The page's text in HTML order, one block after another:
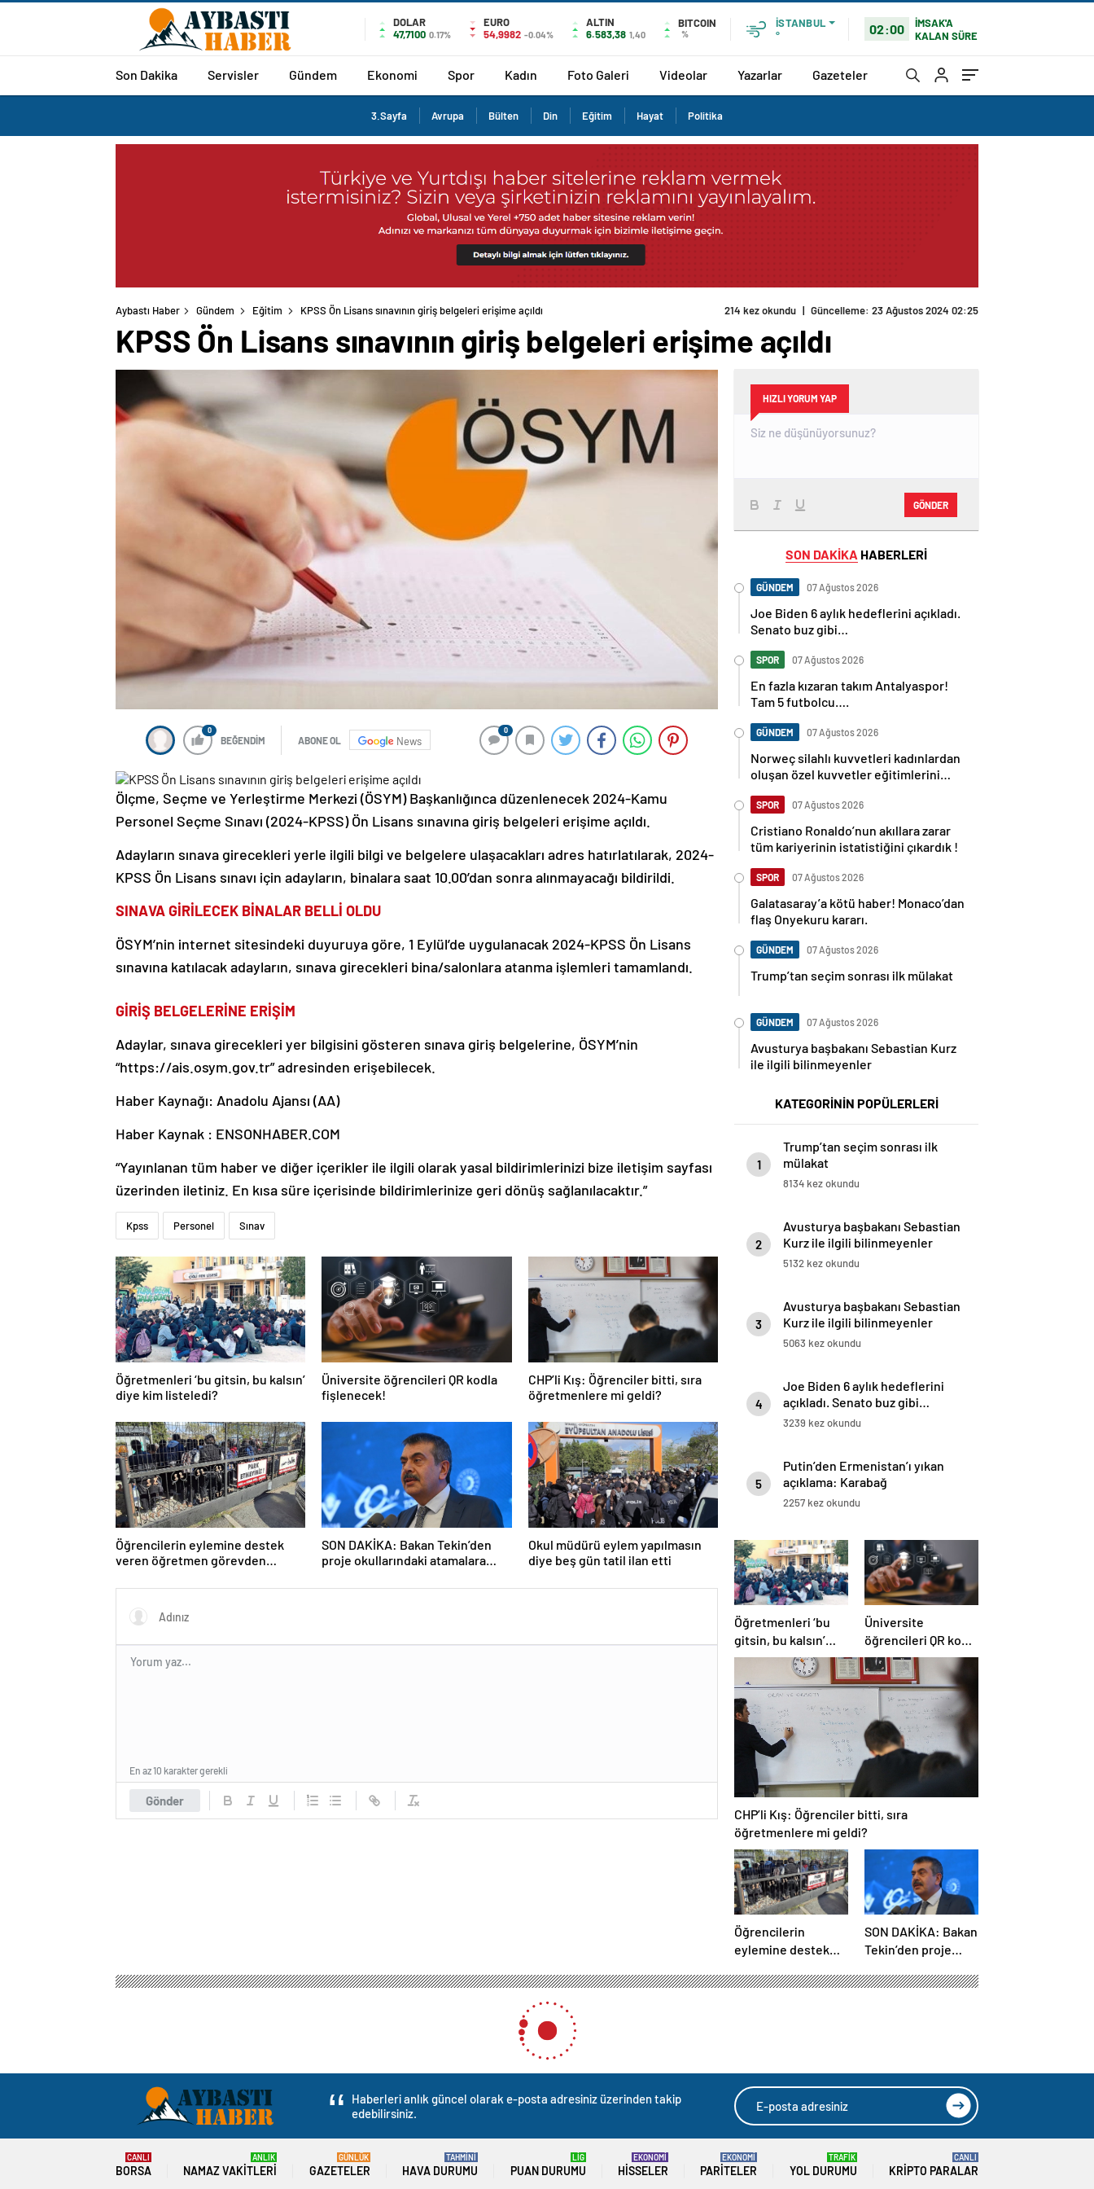
DOLAR
47,7100 0.17%
EURO
54,9982 -0.04%
ALTIN
6.583,38 1,40
BITCOIN
%
İSTANBUL
°
02:00
İMSAK'A
KALAN SÜRE
Son Dakika Servisler Gündem Ekonomi Spor Kadın Foto Galeri Videolar Yazarlar Gazeteler
3.Sayfa Avrupa Bülten Din Eğitim Hayat Politika
Aybastı Haber Gündem Eğitim KPSS Ön Lisans sınavının giriş belgeleri erişime açıldı 214 kez okundu | Güncelleme: 23 Ağustos 2024 02:25
KPSS Ön Lisans sınavının giriş belgeleri erişime açıldı
0
BEĞENDİM ABONE OL News
0
Ölçme, Seçme ve Yerleştirme Merkezi (ÖSYM) Başkanlığınca düzenlenecek 2024-Kamu
Personel Seçme Sınavı (2024-KPSS) Ön Lisans sınavına giriş belgeleri erişime açıldı.
Adayların sınava girecekleri yerle ilgili bilgi ve belgelere ulaşacakları adres hatırlatılarak, 2024-
KPSS Ön Lisans sınavı için adayların, binalara saat 10.00’dan sonra alınmayacağı bildirildi.
SINAVA GİRİLECEK BİNALAR BELLİ OLDU
ÖSYM’nin internet sitesindeki duyuruya göre, 1 Eylül’de uygulanacak 2024-KPSS Ön Lisans
sınavına katılacak adayların, sınava girecekleri bina/salonlara atanma işlemleri tamamlandı.
GİRİŞ BELGELERİNE ERİŞİM
Adaylar, sınava girecekleri yer bilgisini gösteren sınava giriş belgelerine, ÖSYM’nin
“https://ais.osym.gov.tr” adresinden erişebilecek.
Haber Kaynağı: Anadolu Ajansı (AA)
Haber Kaynak : ENSONHABER.COM
“Yayınlanan tüm haber ve diğer içerikler ile ilgili olarak yasal bildirimlerinizi bize iletişim sayfası
üzerinden iletiniz. En kısa süre içerisinde bildirimlerinize geri dönüş sağlanılacaktır.”
Kpss Personel Sınav
Öğretmenleri ‘bu gitsin, bu kalsın’
diye kim listeledi?
Üniversite öğrencileri QR kodla
fişlenecek!
CHP’li Kış: Öğrenciler bitti, sıra
öğretmenlere mi geldi?
Öğrencilerin eylemine destek
veren öğretmen görevden
SON DAKİKA: Bakan Tekin’den
proje okullarındaki atamalara
Okul müdürü eylem yapılmasın
diye beş gün tatil ilan etti
Gönder
En az 10 karakter gerekli
HIZLI YORUM YAP
GÖNDER
SON DAKİKA HABERLERİ
GÜNDEM 07 Ağustos 2026
Joe Biden 6 aylık hedeflerini açıkladı.
Senato buz gibi…
SPOR 07 Ağustos 2026
En fazla kızaran takım Antalyaspor!
Tam 5 futbolcu….
GÜNDEM 07 Ağustos 2026
Norweç silahlı kuvvetleri kadınlardan
oluşan özel kuvvetler eğitimlerini
SPOR 07 Ağustos 2026
Cristiano Ronaldo’nun akıllara zarar
tüm kariyerinin istatistiğini çıkardık !
SPOR 07 Ağustos 2026
Galatasaray’a kötü haber! Monaco’dan
flaş Onyekuru kararı.
GÜNDEM 07 Ağustos 2026
Trump’tan seçim sonrası ilk mülakat
GÜNDEM 07 Ağustos 2026
Avusturya başbakanı Sebastian Kurz
ile ilgili bilinmeyenler
KATEGORİNİN POPÜLERLERİ
1
Trump’tan seçim sonrası ilk
mülakat
8134 kez okundu
2
Avusturya başbakanı Sebastian
Kurz ile ilgili bilinmeyenler
5132 kez okundu
3
Avusturya başbakanı Sebastian
Kurz ile ilgili bilinmeyenler
5063 kez okundu
4
Joe Biden 6 aylık hedeflerini
açıkladı. Senato buz gibi…
3239 kez okundu
5
Putin’den Ermenistan’ı yıkan
açıklama: Karabağ
Azerbaycan’ın ayrılmaz bir
2257 kez okundu
Öğretmenleri ‘bu
gitsin, bu kalsın’
diye kim listeledi?
Üniversite
öğrencileri QR kodla
fişlenecek!
CHP’li Kış: Öğrenciler bitti, sıra
öğretmenlere mi geldi?
Öğrencilerin
eylemine destek
görevden
SON DAKİKA: Bakan
Tekin’den proje
atamalara ilişkin
Haberleri anlık güncel olarak e-posta adresiniz üzerinden takip
edebilirsiniz.
BORSA
CANLI
NAMAZ VAKITLERI
ANLIK
GAZETELER
GÜNLÜK
HAVA DURUMU
TAHMİNİ
PUAN DURUMU
LİG
HISSELER
EKONOMİ
PARITELER
EKONOMİ
YOL DURUMU
TRAFİK
KRIPTO PARALAR
CANLI